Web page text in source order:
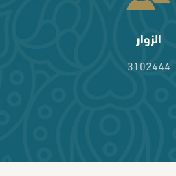
الزوار
3102444